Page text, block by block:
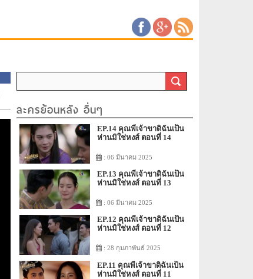
ละครย้อนหลัง อื่นๆ
EP.14 คุณพี่เจ้าขาดิฉันเป็น
ห่านมิใช่หงส์ ตอนที่ 14
: 06 มีนาคม 2025
EP.13 คุณพี่เจ้าขาดิฉันเป็น
ห่านมิใช่หงส์ ตอนที่ 13
: 06 มีนาคม 2025
EP.12 คุณพี่เจ้าขาดิฉันเป็น
ห่านมิใช่หงส์ ตอนที่ 12
: 28 กุมภาพันธ์ 2025
EP.11 คุณพี่เจ้าขาดิฉันเป็น
ห่านมิใช่หงส์ ตอนที่ 11